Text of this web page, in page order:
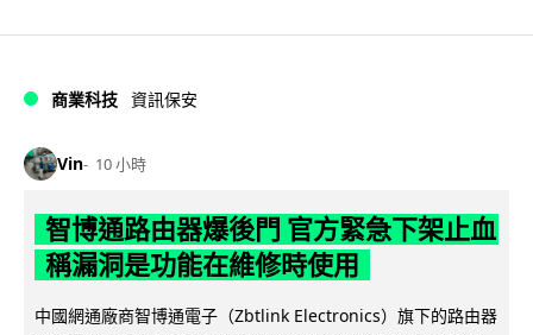
商業科技 資訊保安
Vin 10 小時
智博通路由器爆後門 官方緊急下架止血
稱漏洞是功能在維修時使用
中國網通廠商智博通電子（Zbtlink Electronics）旗下的路由器